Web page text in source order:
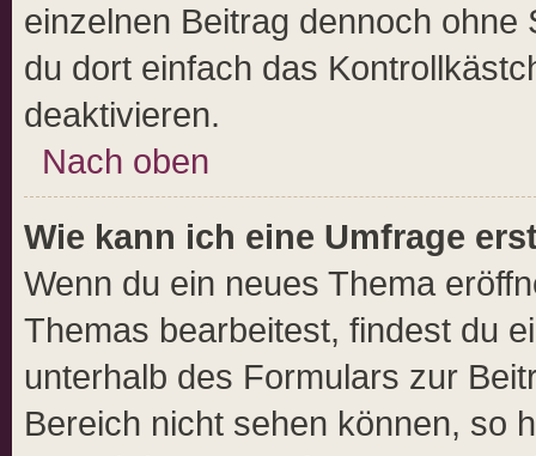
einzelnen Beitrag dennoch
du dort einfach das
deaktivieren.
Nach oben
Wie kann ich eine Umfrage
Wenn du ein neues Thema
Themas bearbeitest, findest du
unterhalb des Formulars zur
Bereich nicht sehen können, so